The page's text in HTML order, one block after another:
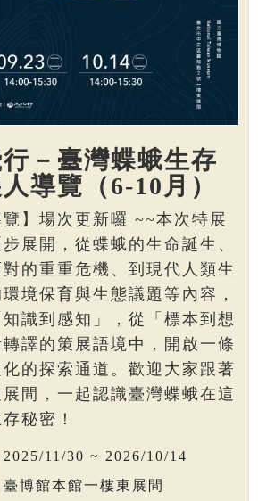
行－臺灣蝶蛾生存
導覽（6-10月）
】場次更新囉 ~~本次特展
展開，從蝶蛾的生命誕生、
的重重危機、到現代人類生
境保育與生態議題等內容，
識到感知」，從「標本到想
譯的策展語境中，開啟一條
的探索通道。歡迎大家跟著
間，一起認識臺灣蝶蛾在這
秘密！
2025/11/30 ~ 2026/10/14
臺博館本館一樓東展間